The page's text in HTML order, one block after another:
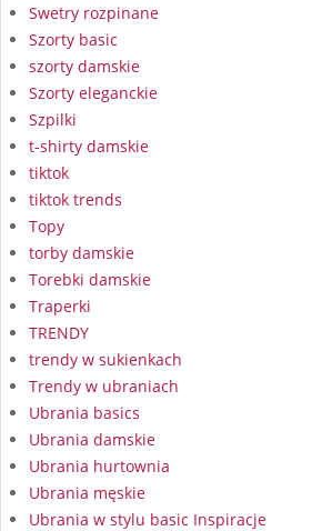
Swetry rozpinane
Szorty basic
szorty damskie
Szorty eleganckie
Szpilki
t-shirty damskie
tiktok
tiktok trends
Topy
torby damskie
Torebki damskie
Traperki
TRENDY
trendy w sukienkach
Trendy w ubraniach
Ubrania basics
Ubrania damskie
Ubrania hurtownia
Ubrania męskie
Ubrania w stylu basic Inspiracje